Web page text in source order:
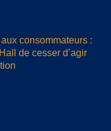
consommateurs :
de cesser d’agir